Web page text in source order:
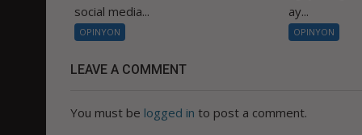
social media...
OPINYON
ay...
OPINYON
LEAVE A COMMENT
You must be logged in to post a comment.